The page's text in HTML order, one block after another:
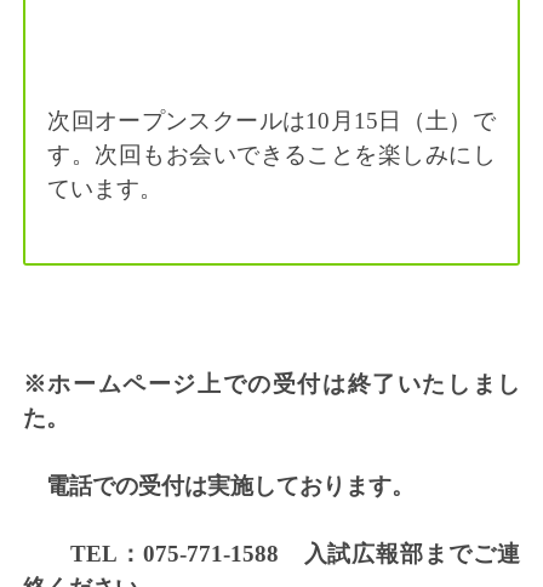
次回オープンスクールは10月15日（土）で
す。次回もお会いできることを楽しみにし
ています。
※ホームページ上での受付は終了いたしまし
た。
電話での受付は実施しております。
TEL：075-771-1588 入試広報部までご連